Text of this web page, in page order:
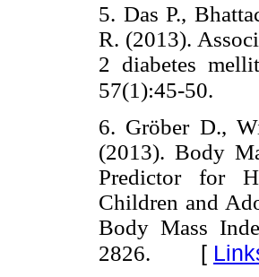
5. Das P.,
R. (2013).
2 diabetes
57(1):45-50.
6. Gröber D.,
(2013). Body
Predictor for
Children and
Body Mass
2826. [